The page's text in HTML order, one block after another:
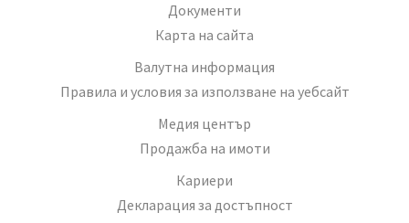
Документи
Карта на сайта
Валутна информация
Правила и условия за използване на уебсайт
Медия център
Продажба на имоти
Кариери
Декларация за достъпност